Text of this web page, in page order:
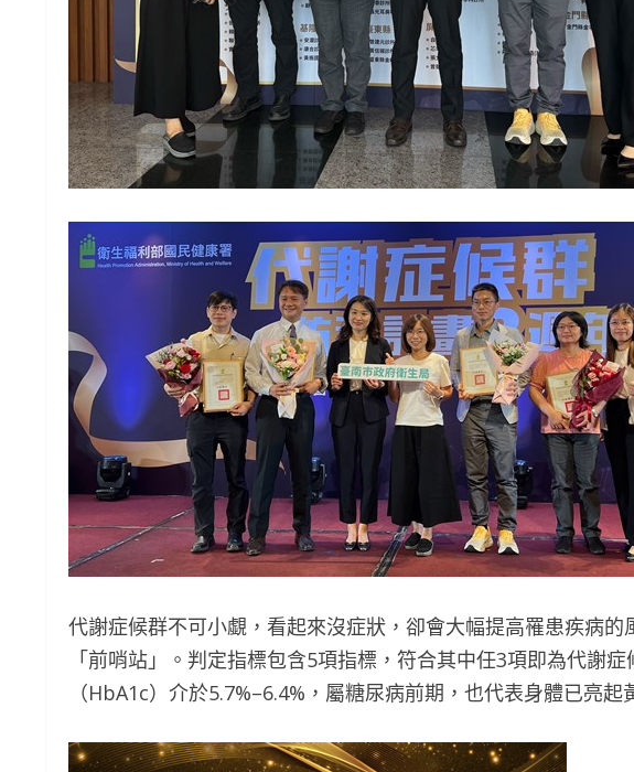
代謝症候群不可小覷，看起來沒症狀，卻會大幅提高罹患疾病
「前哨站」。判定指標包含5項指標，符合其中任3項即為代謝
（HbA1c）介於5.7%–6.4%，屬糖尿病前期，也代表身體已亮起